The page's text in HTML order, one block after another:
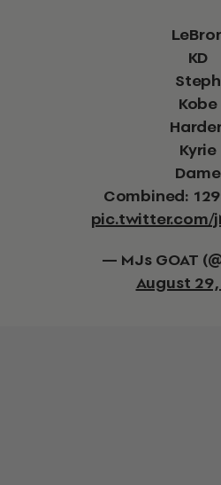
KD
Steph
Kobe
Kyrie
Dame
Combined:
pic.twitter.com/
— MJs GOAT
August